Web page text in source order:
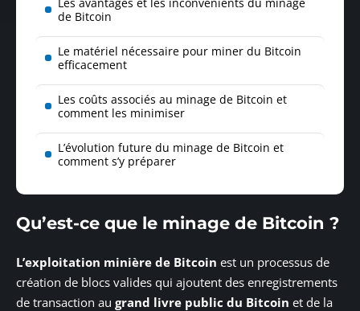
de Bitcoin
Le matériel nécessaire pour miner du Bitcoin
efficacement
Les coûts associés au minage de Bitcoin et
comment les minimiser
L’évolution future du minage de Bitcoin et
comment s’y préparer
Qu’est-ce que le minage de Bitcoin ?
L’exploitation minière de Bitcoin est un processus de
création de blocs valides qui ajoutent des enregistrements
de transaction au grand livre public du Bitcoin et de la